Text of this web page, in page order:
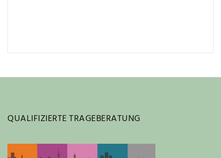
QUALIFIZIERTE TRAGEBERATUNG